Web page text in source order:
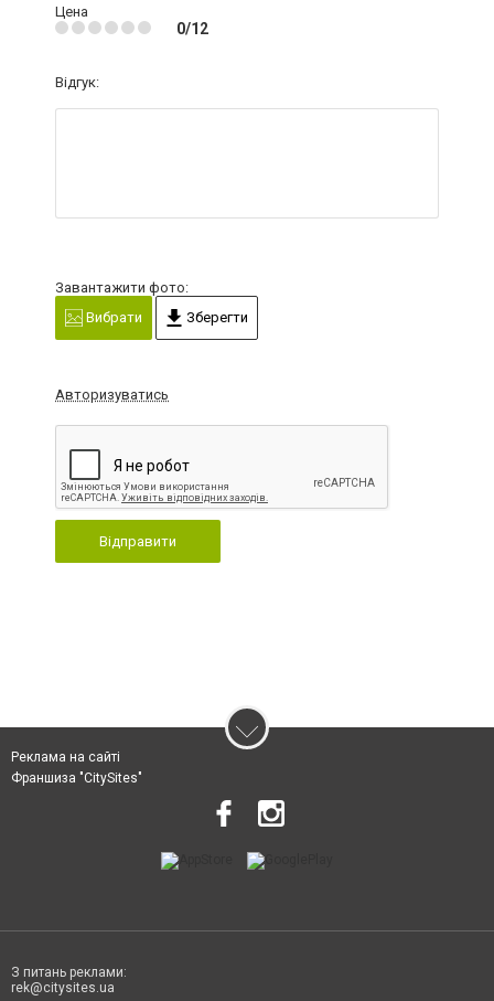
Цена
0/12
Відгук:
Завантажити фото:
Вибрати
Зберегти
Авторизуватись
Відправити
Реклама на сайті
Франшиза "CitySites"
З питань реклами:
rek@citysites.ua